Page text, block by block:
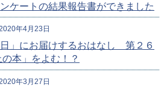
ケートの結果報告書ができました
年4月23日
日」にお届けするおはなし 第２６
本」をよむ！？
年3月27日